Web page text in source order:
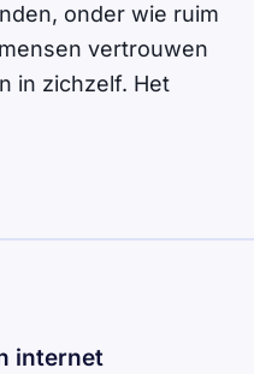
onder wie ruim
vertrouwen
in zichzelf. Het
internet